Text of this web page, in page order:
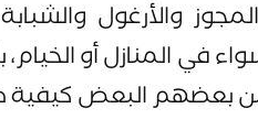
والأرغول
في المنازل أو
بعضهم البعض كيفية